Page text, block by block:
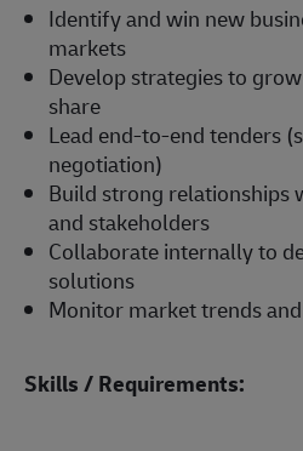
Identify and win new
markets
Develop strategies to
share
Lead end-to-end tenders
negotiation)
Build strong relationships
and stakeholders
Collaborate internally to
solutions
Monitor market trends
Skills / Requirements: